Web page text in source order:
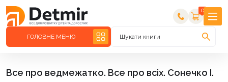
0
ГОЛОВНЕ МЕНЮ Шукати книги
Все про ведмежатко. Все про всіх. Сонечко І.